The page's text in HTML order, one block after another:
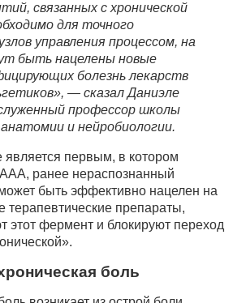
связанных с хронической
для точного
управления процессом, на
быть нацелены новые
болезнь лекарств
— сказал Даниэле
профессор школы
и нейробиологии.
является первым, в котором
ранее нераспознанный
быть эффективно нацелен на
терапевтические препараты,
этот фермент и блокируют переход
боль